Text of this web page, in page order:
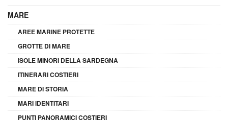
MARE
AREE MARINE PROTETTE
GROTTE DI MARE
ISOLE MINORI DELLA SARDEGNA
ITINERARI COSTIERI
MARE DI STORIA
MARI IDENTITARI
PUNTI PANORAMICI COSTIERI